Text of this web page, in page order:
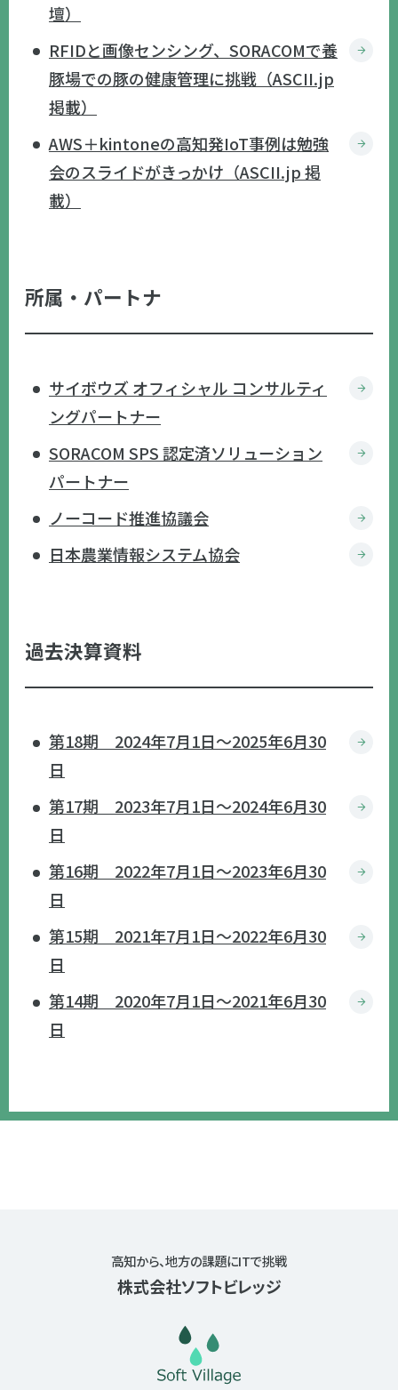
壇）
RFIDと画像センシング、SORACOMで養
豚場での豚の健康管理に挑戦（ASCII.jp
掲載）
AWS＋kintoneの高知発IoT事例は勉強
会のスライドがきっかけ（ASCII.jp 掲
載）
所属・パートナ
サイボウズ オフィシャル コンサルティ
ングパートナー
SORACOM SPS 認定済ソリューション
パートナー
ノーコード推進協議会
日本農業情報システム協会
過去決算資料
第18期 2024年7月1日〜2025年6月30
日
第17期 2023年7月1日〜2024年6月30
日
第16期 2022年7月1日〜2023年6月30
日
第15期 2021年7月1日〜2022年6月30
日
第14期 2020年7月1日〜2021年6月30
日
高知から、地方の課題にITで挑戦
株式会社ソフトビレッジ